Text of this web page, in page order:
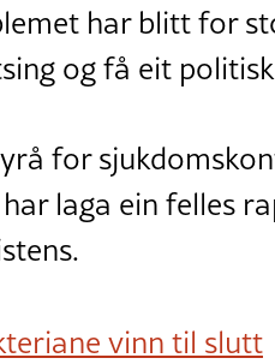
har blitt for
og få eit
for
laga ein felles
vinn til slutt